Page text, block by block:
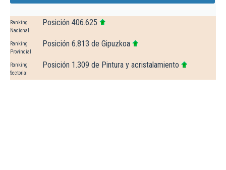
Ranking
Nacional
Posición 406.625
Ranking
Provincial
Posición 6.813 de Gipuzkoa
Ranking
Sectorial
Posición 1.309 de Pintura y acristalamiento